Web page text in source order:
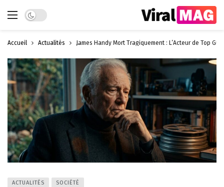
Dark mode
Accueil Actualités James Handy Mort Tragiquement : L’Acteur de Top
ACTUALITÉS SOCIÉTÉ